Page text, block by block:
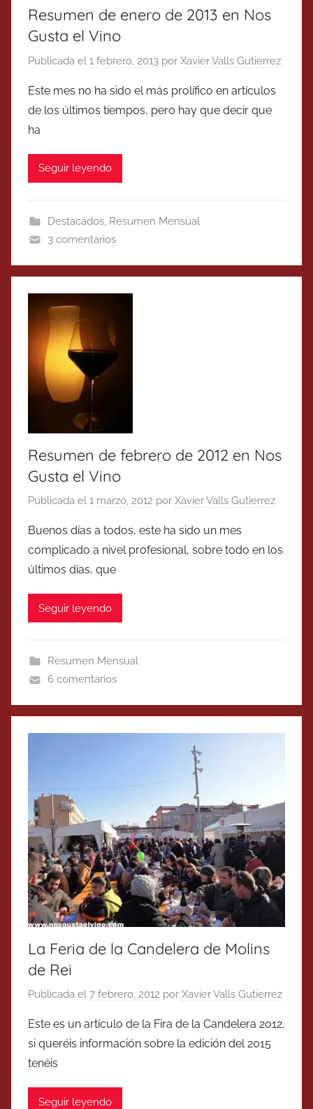
Resumen de enero de 2013 en Nos
Gusta el Vino
Publicada el 1 febrero, 2013 por Xavier Valls Gutierrez
Este mes no ha sido el más prolífico en artículos
de los últimos tiempos, pero hay que decir que
ha
Seguir leyendo
Destacados, Resumen Mensual
3 comentarios
Resumen de febrero de 2012 en Nos
Gusta el Vino
Publicada el 1 marzo, 2012 por Xavier Valls Gutierrez
Buenos días a todos, este ha sido un mes
complicado a nivel profesional, sobre todo en los
últimos días, que
Seguir leyendo
Resumen Mensual
6 comentarios
La Feria de la Candelera de Molins
de Rei
Publicada el 7 febrero, 2012 por Xavier Valls Gutierrez
Este es un artículo de la Fira de la Candelera 2012,
si queréis información sobre la edición del 2015
tenéis
Seguir leyendo